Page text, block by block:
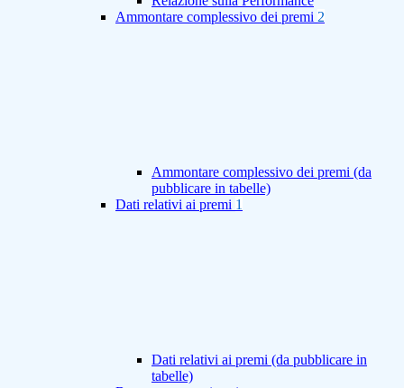
Ammontare complessivo dei premi 2
Ammontare complessivo dei premi (da
pubblicare in tabelle)
Dati relativi ai premi 1
Dati relativi ai premi (da pubblicare in
tabelle)